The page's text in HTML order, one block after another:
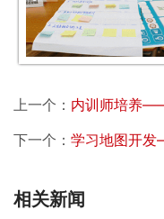
上一个： 内训师培养
下一个： 学习地图开
相关新闻